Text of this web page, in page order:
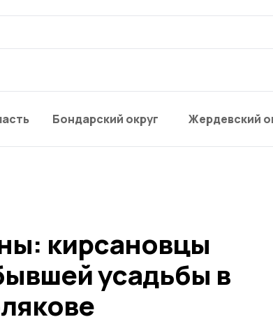
Бондарский округ Жердевский
кирсановцы
усадьбы в